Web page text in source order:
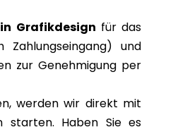
Grafikdesign für das
Zahlungseingang) und
zur Genehmigung per
werden wir direkt mit
starten. Haben Sie es